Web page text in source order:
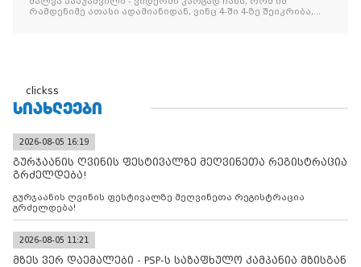
რამდენიმე ათასი ადამიანიდან, ვინც 4-ში 4-ზე შეიკრიბა,
clickss
ᲡᲘᲐᲮᲚᲔᲔᲑᲘ
2026-08-05 16:19
გურჯაანის ღვინის ფესტივალზე მეღვინეთა რეგისტრაცია
გრძელდება!
გურჯაანის ღვინის ფესტივალზე მეღვინეთა რეგისტრაცია
გრძელდება!
2026-08-05 11:21
მზეს ვერ დაემალები - PSP-ს საზაფხულო კამპანია მზისგან